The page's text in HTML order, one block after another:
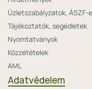
Üzletszabályzatok, ÁSZF-
Tájékoztatók, segédletek
Nyomtatványok
Közzétételek
AML
Adatvédelem